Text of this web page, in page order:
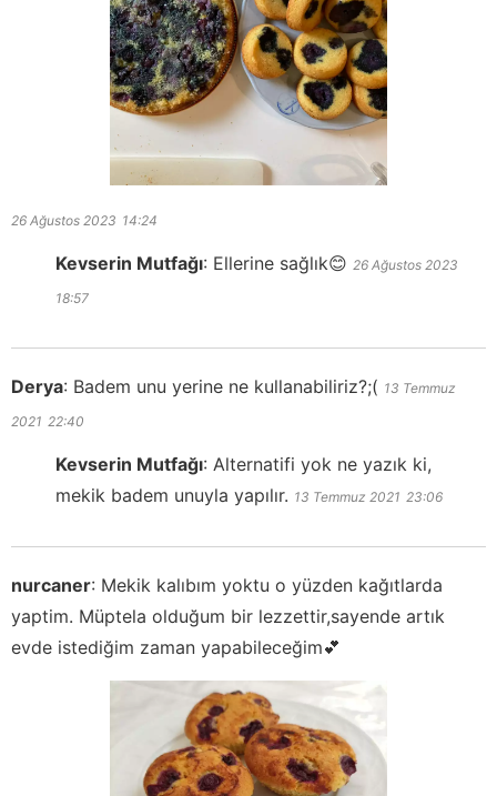
26 Ağustos 2023 14:24
Kevserin Mutfağı: Ellerine sağlık😊 26 Ağustos 2023
18:57
Derya: Badem unu yerine ne kullanabiliriz?;( 13 Temmuz
2021 22:40
Kevserin Mutfağı: Alternatifi yok ne yazık ki,
mekik badem unuyla yapılır. 13 Temmuz 2021 23:06
nurcaner: Mekik kalıbım yoktu o yüzden kağıtlarda
yaptim. Müptela olduğum bir lezzettir,sayende artık
evde istediğim zaman yapabileceğim💕